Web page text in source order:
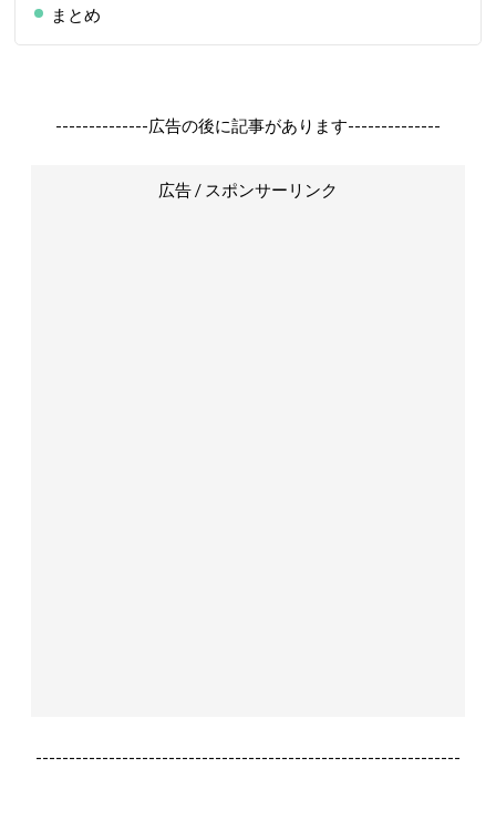
まとめ
--------------広告の後に記事があります--------------
広告 / スポンサーリンク
----------------------------------------------------------------